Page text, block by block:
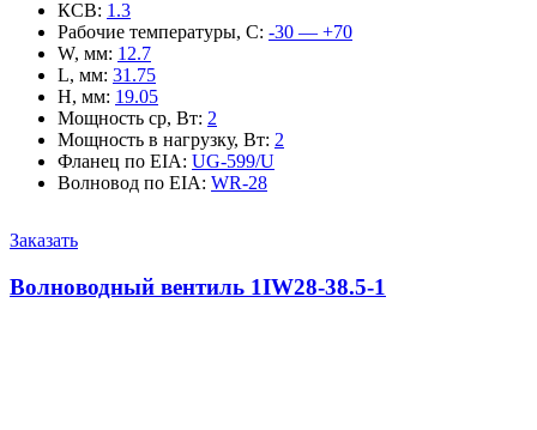
КСВ: 1.3
Рабочие температуры, С: -30 — +70
W, мм: 12.7
L, мм: 31.75
H, мм: 19.05
Мощность ср, Вт: 2
Мощность в нагрузку, Вт: 2
Фланец по EIA: UG-599/U
Волновод по EIA: WR-28
Заказать
Волноводный вентиль 1IW28-38.5-1